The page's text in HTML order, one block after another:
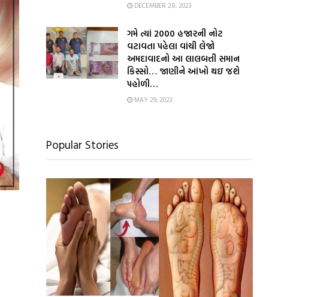
DECEMBER 28, 2023
ગમે ત્યાં 2000 હજારની નોટ
વટાવતા પહેલા વાંચી લેજો
અમદાવાદનો આ લાલબત્તી સમાન
કિસ્સો… જાણીને આંખો થઇ જશે
પહોળી…
MAY 29, 2023
Popular Stories